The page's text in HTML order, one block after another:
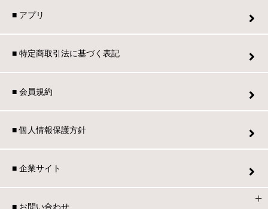
■ アプリ
■ 特定商取引法に基づく表記
■ 会員規約
■ 個人情報保護方針
■ 企業サイト
■ お問い合わせ